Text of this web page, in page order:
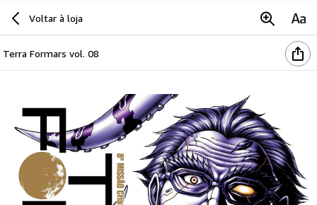
Voltar à loja
Terra Formars vol. 08